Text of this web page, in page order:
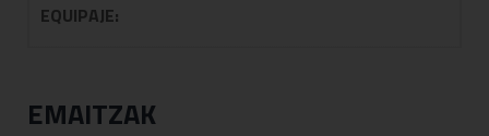
EQUIPAJE:
EMAITZAK